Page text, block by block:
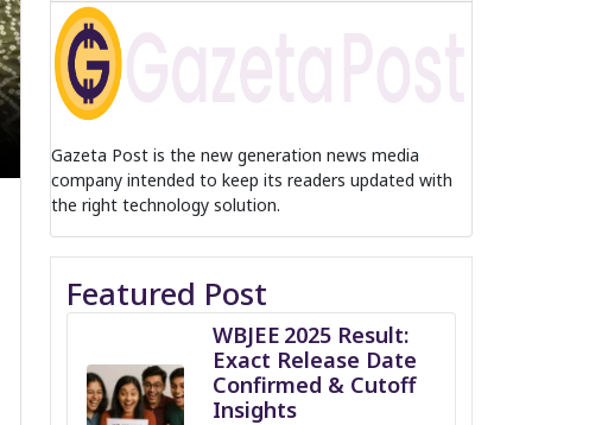
Gazeta Post is the new generation news media
company intended to keep its readers updated with
the right technology solution.
Featured Post
WBJEE 2025 Result:
Exact Release Date
Confirmed & Cutoff
Insights